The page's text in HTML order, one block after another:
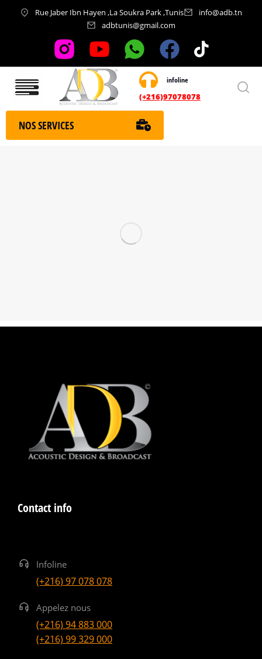
Rue Jaber Ibn Hayen ,La Soukra Park ,Tunis
info@adb.tn
adbtunis@gmail.com
infoline
(+216)97078078
Nos services
NOS SERVICES
Contact info
Infoline
(+216) 97 078 078
Appelez nous
(+216) 94 883 000
(+216) 99 329 000